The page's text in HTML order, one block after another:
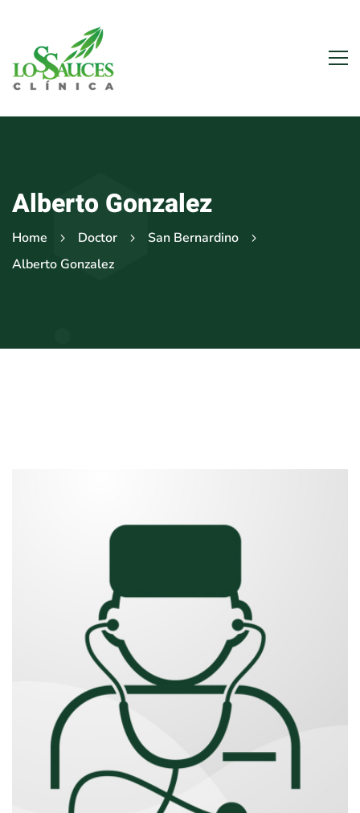
Alberto Gonzalez
Home Doctor
San Bernardino
Alberto Gonzalez